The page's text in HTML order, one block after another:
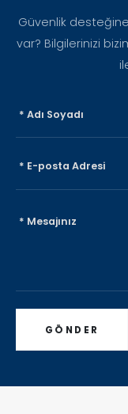
Güvenlik desteğine
var? Bilgilerinizi